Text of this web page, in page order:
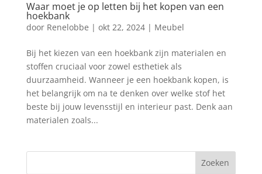
Waar moet je op letten bij het kopen van een
hoekbank
door Renelobbe | okt 22, 2024| Meubel
Bij het kiezen van een hoekbank zijn materialen en
stoffen cruciaal voor zowel esthetiek als
duurzaamheid. Wanneer je een hoekbank kopen, is
het belangrijk om na te denken over welke stof het
beste bij jouw levensstijl en interieur past. Denk aan
materialen zoals...